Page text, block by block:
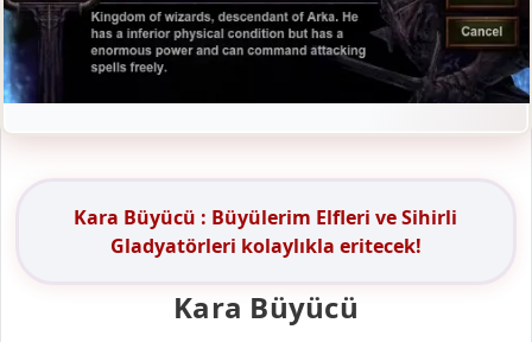
Kara Büyücü : Büyülerim Elfleri ve Sihirli
Gladyatörleri kolaylıkla eritecek!
Kara Büyücü